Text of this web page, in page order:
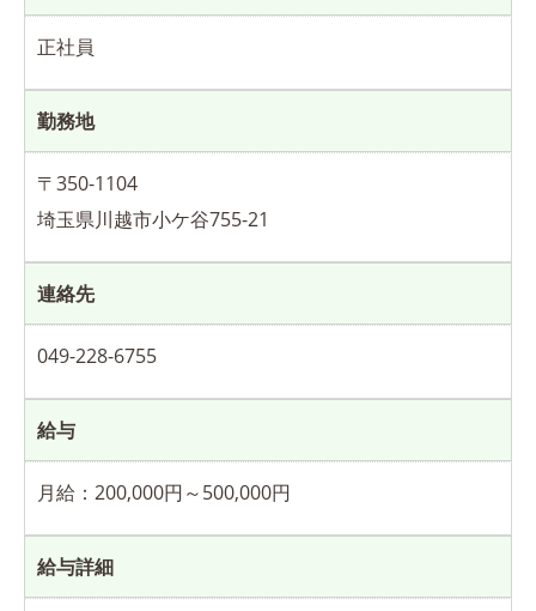
正社員
勤務地
〒350-1104
埼玉県川越市小ケ谷755-21
連絡先
049-228-6755
給与
月給：200,000円～500,000円
給与詳細